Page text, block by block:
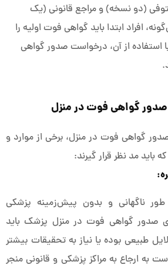
(دو نسخه) و مراجع قانونی (یک
افراد ابتدا باید گواهی فوت اولیه را
از آن، درخواست صدور گواهی
صدور گواهی فوت در منزل
گواهی فوت در منزل، برخی از موارد و
مد نظر قرار گیرند:
ناگهانی و بدون پیش‌زمینه پزشکی
صدور گواهی فوت در منزل پزشک باید
طبیعی بوده یا نیاز به تحقیقات بیشتر
به ارجاع به مراکز پزشکی و قانونی منجر